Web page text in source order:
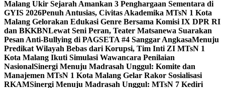
Malang Ukir Sejarah Amankan 3 Penghargaan Sementara di
GYIS 2026Penuh Antusias, Civitas Akademika MTsN 1 Kota
Malang Gelorakan Edukasi Genre Bersama Komisi IX DPR RI
dan BKKBNLewat Seni Peran, Teater Matsanewa Suarakan
Pesan Anti-Bullying di PAGSETA #4 Sanggar AngkasaMenuju
Predikat Wilayah Bebas dari Korupsi, Tim Inti ZI MTsN 1
Kota Malang Ikuti Simulasi Wawancara Penilaian
NasionalSinergi Menuju Madrasah Unggul: Komite dan
Manajemen MTsN 1 Kota Malang Gelar Rakor Sosialisasi
RKAMSinergi Menuju Madrasah Unggul: MTsN 7 Kediri